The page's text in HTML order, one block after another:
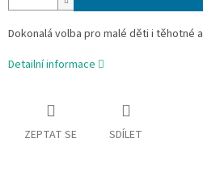
Dokonalá volba pro malé děti i těhotné
Detailní informace
ZEPTAT SE SDÍLET